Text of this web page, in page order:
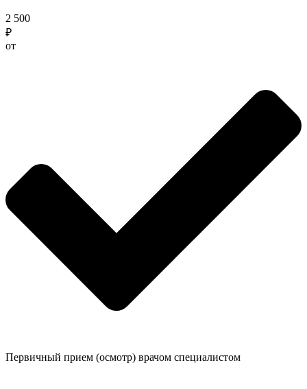
2 500
₽
от
Первичный прием (осмотр) врачом специалистом